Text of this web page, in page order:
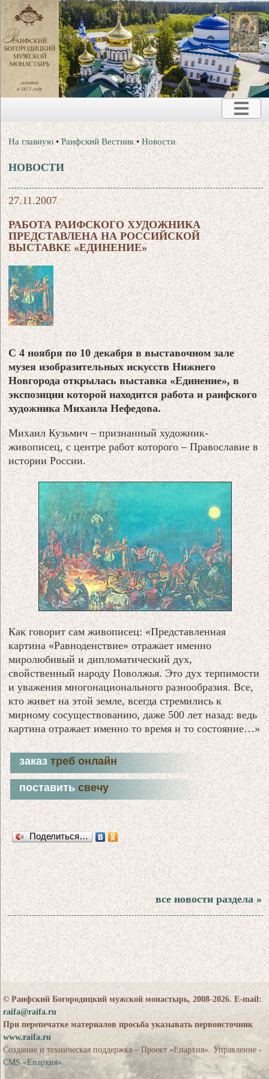
На главную •Раифский Вестник •Новости
НОВОСТИ
27.11.2007
РАБОТА РАИФСКОГО ХУДОЖНИКА
ПРЕДСТАВЛЕНА НА РОССИЙСКОЙ
ВЫСТАВКЕ «ЕДИНЕНИЕ»
С 4 ноября по 10 декабря в выставочном зале
музея изобразительных искусств Нижнего
Новгорода открылась выставка «Единение», в
экспозиции которой находится работа и раифского
художника Михаила Нефедова.
Михаил Кузьмич – признанный художник-
живописец, с центре работ которого – Православие в
истории России.
Как говорит сам живописец: «Представленная
картина «Равноденствие» отражает именно
миролюбивый и дипломатический дух,
свойственный народу Поволжья. Это дух терпимости
и уважения многонационального разнообразия. Все,
кто живет на этой земле, всегда стремились к
мирному сосуществованию, даже 500 лет назад: ведь
картина отражает именно то время и то состояние…»
заказтреб онлайн
поставитьсвечу
Поделиться…
все новости раздела »
© Раифский Богородицкий мужской монастырь, 2008-2026. E-mail:
raifa@raifa.ru
При перепечатке материалов просьба указывать первоисточник
www.raifa.ru
Создание и техническая поддержка – Проект «Епархия». Управление -
CMS «Епархия»